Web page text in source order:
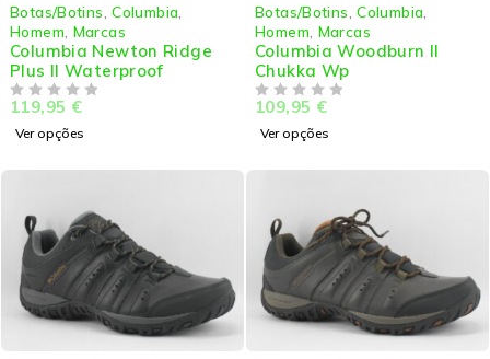
Botas/Botins ,Columbia
Homem Marcas
Columbia Newton Ridge
Plus II Waterproof
119,95 €
Ver opções
Botas/Botins ,Columbia
Homem Marcas
Columbia Woodburn II
Chukka Wp
109,95 €
Ver opções